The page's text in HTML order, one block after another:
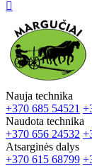

Nauja technika
+370 685 54521
Naudota technika
+370 656 24532
Atsarginės dalys
+370 615 68799